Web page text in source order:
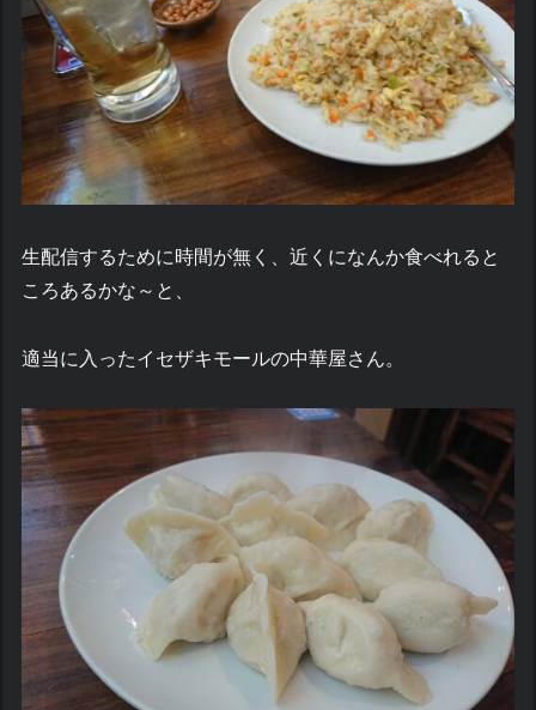
生配信するために時間が無く、近くになんか食べれると
ころあるかな～と、
適当に入ったイセザキモールの中華屋さん。